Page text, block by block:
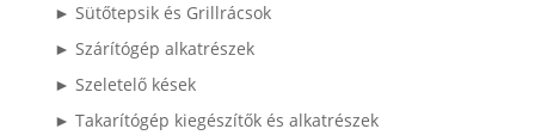
► Sütőtepsik és Grillrácsok
► Szárítógép alkatrészek
► Szeletelő kések
► Takarítógép kiegészítők és alkatrészek